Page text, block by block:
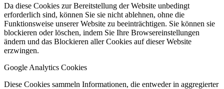
Da diese Cookies zur Bereitstellung der Website unbedingt
erforderlich sind, können Sie sie nicht ablehnen, ohne die
Funktionsweise unserer Website zu beeinträchtigen. Sie können sie
blockieren oder löschen, indem Sie Ihre Browsereinstellungen
ändern und das Blockieren aller Cookies auf dieser Website
erzwingen.
Google Analytics Cookies
Diese Cookies sammeln Informationen, die entweder in aggregierter